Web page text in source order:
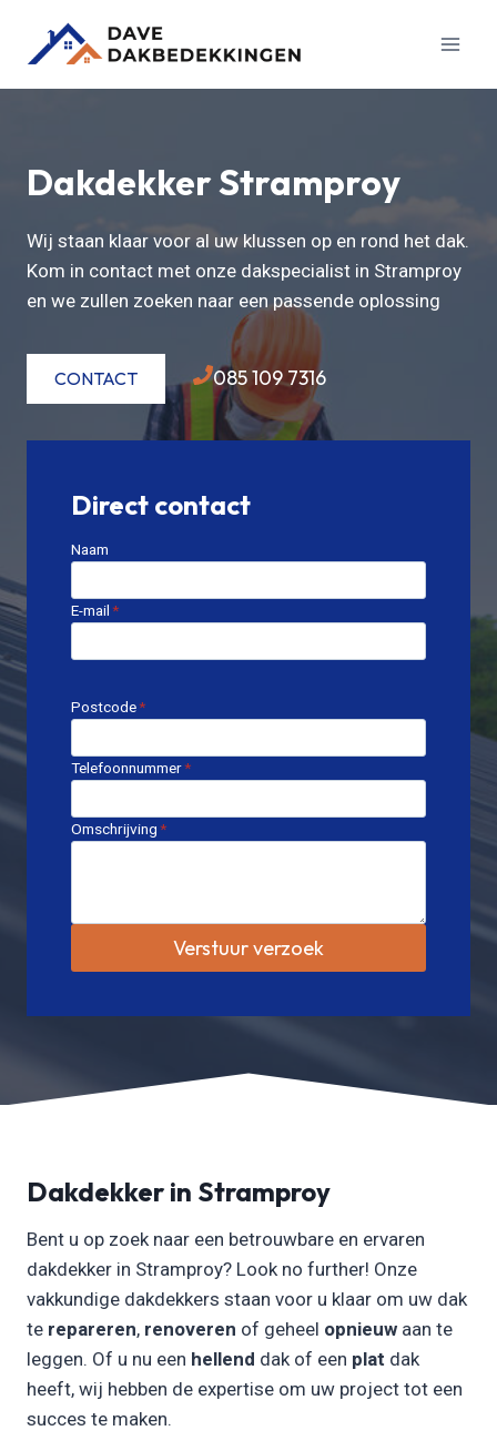
Dakdekker Stramproy
Wij staan klaar voor al uw klussen op en rond het dak.
Kom in contact met onze dakspecialist in Stramproy
en we zullen zoeken naar een passende oplossing
CONTACT 085 109 7316
Direct contact
Naam
E-mail*
Postcode*
Telefoonnummer*
Omschrijving*
Verstuur verzoek
Dakdekker in Stramproy
Bent u op zoek naar een betrouwbare en ervaren
dakdekker in Stramproy? Look no further! Onze
vakkundige dakdekkers staan voor u klaar om uw dak
te repareren, renoveren of geheel opnieuw aan te
leggen. Of u nu een hellend dak of een plat dak
heeft, wij hebben de expertise om uw project tot een
succes te maken.